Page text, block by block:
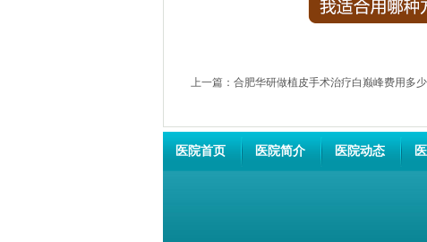
上一篇： 合肥华研做植皮手术治疗白巅峰费用多
医院首页 医院简介 医院动态